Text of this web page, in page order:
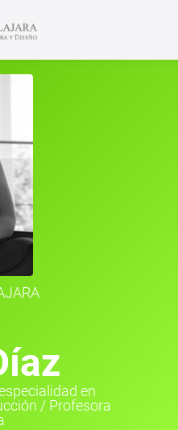
en
/ Profesora